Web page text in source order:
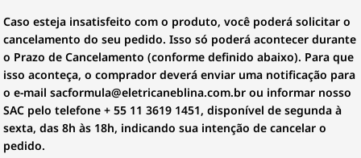
Caso esteja insatisfeito com o produto, você poderá solicitar o
cancelamento do seu pedido. Isso só poderá acontecer durante
o Prazo de Cancelamento (conforme definido abaixo). Para que
isso aconteça, o comprador deverá enviar uma notificação para
o e-mail sacformula@eletricaneblina.com.br ou informar nosso
SAC pelo telefone + 55 11 3619 1451, disponível de segunda à
sexta, das 8h às 18h, indicando sua intenção de cancelar o
pedido.